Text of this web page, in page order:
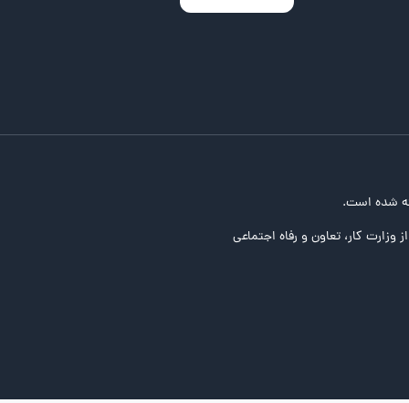
شده است.
وزارت کار، تعاون و رفاه اجتماعی